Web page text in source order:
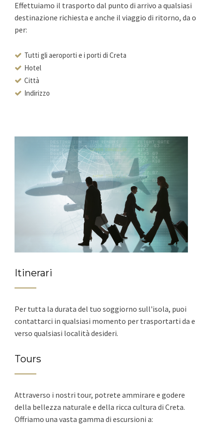
Effettuiamo il trasporto dal punto di arrivo a qualsiasi
destinazione richiesta e anche il viaggio di ritorno, da o
per:
Tutti gli aeroporti e i porti di Creta
Hotel
Città
Indirizzo
Itinerari
Per tutta la durata del tuo soggiorno sull'isola, puoi
contattarci in qualsiasi momento per trasportarti da e
verso qualsiasi località desideri.
Tours
Attraverso i nostri tour, potrete ammirare e godere
della bellezza naturale e della ricca cultura di Creta.
Offriamo una vasta gamma di escursioni a: